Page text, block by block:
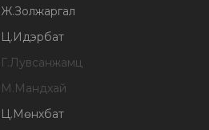
Ж.Золжаргал
Ц.Идэрбат
Г.Лувсанжамц
М.Мандхай
Ц.Мөнхбат